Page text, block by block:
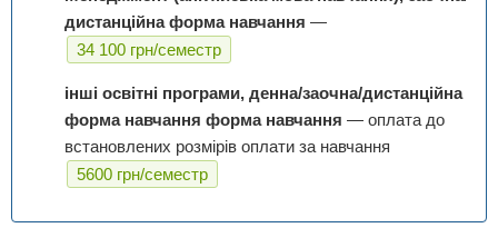
дистанційна форма навчання —
34 100 грн/семестр
інші освітні програми, денна/заочна/дистанційна
форма навчання форма навчання — оплата до
встановлених розмірів оплати за навчання
5600 грн/семестр